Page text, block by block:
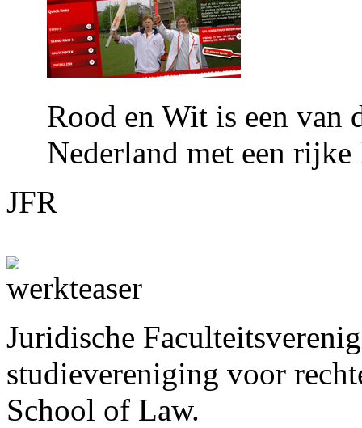
Rood en Wit is een van
Nederland met een
JFR
Juridische
studievereniging voor
School of Law.